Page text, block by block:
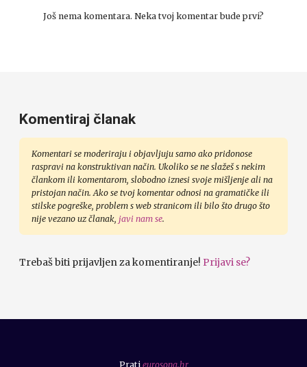
Još nema komentara. Neka tvoj komentar bude prvi?
Komentiraj članak
Komentari se moderiraju i objavljuju samo ako pridonose
raspravi na konstruktivan način. Ukoliko se ne slažeš s nekim
člankom ili komentarom, slobodno iznesi svoje mišljenje ali na
pristojan način. Ako se tvoj komentar odnosi na gramatičke ili
stilske pogreške, problem s web stranicom ili bilo što drugo što
nije vezano uz članak, javi nam se.
Trebaš biti prijavljen za komentiranje! Prijavi se?
Prati eurosong.hr